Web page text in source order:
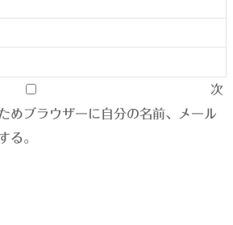
次
めブラウザーに自分の名前、メール
る。